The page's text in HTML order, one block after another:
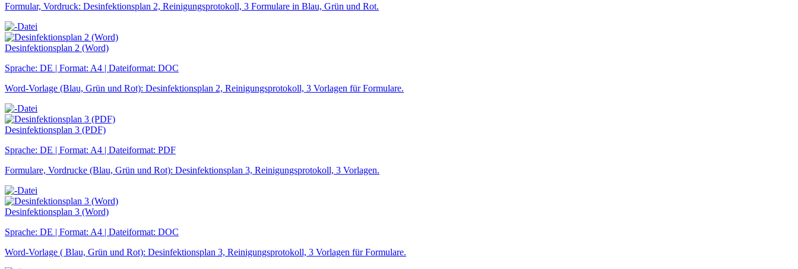
Formular, Vordruck: Desinfektionsplan 2, Reinigungsprotokoll, 3 Formulare in Blau, Grün und Rot.
Desinfektionsplan 2 (Word)
Sprache: DE | Format: A4 | Dateiformat: DOC
Word-Vorlage (Blau, Grün und Rot): Desinfektionsplan 2, Reinigungsprotokoll, 3 Vorlagen für Formulare.
Desinfektionsplan 3 (PDF)
Sprache: DE | Format: A4 | Dateiformat: PDF
Formulare, Vordrucke (Blau, Grün und Rot): Desinfektionsplan 3, Reinigungsprotokoll, 3 Vorlagen.
Desinfektionsplan 3 (Word)
Sprache: DE | Format: A4 | Dateiformat: DOC
Word-Vorlage ( Blau, Grün und Rot): Desinfektionsplan 3, Reinigungsprotokoll, 3 Vorlagen für Formulare.